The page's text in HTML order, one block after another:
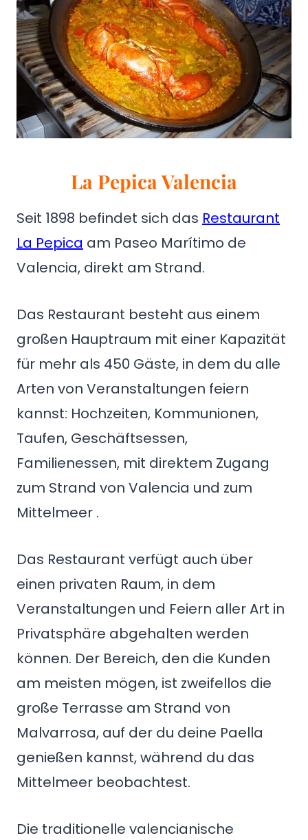
La Pepica Valencia
Seit 1898 befindet sich das Restaurant
La Pepica am Paseo Marítimo de
Valencia, direkt am Strand.
Das Restaurant besteht aus einem
großen Hauptraum mit einer Kapazität
für mehr als 450 Gäste, in dem du alle
Arten von Veranstaltungen feiern
kannst: Hochzeiten, Kommunionen,
Taufen, Geschäftsessen,
Familienessen, mit direktem Zugang
zum Strand von Valencia und zum
Mittelmeer .
Das Restaurant verfügt auch über
einen privaten Raum, in dem
Veranstaltungen und Feiern aller Art in
Privatsphäre abgehalten werden
können. Der Bereich, den die Kunden
am meisten mögen, ist zweifellos die
große Terrasse am Strand von
Malvarrosa, auf der du deine Paella
genießen kannst, während du das
Mittelmeer beobachtest.
Die traditionelle valencianische